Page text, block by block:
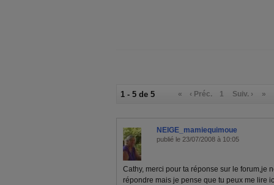
1 - 5 de 5 « ‹ Préc. 1 Suiv. › »
NEIGE_mamiequimoue
publié le 23/07/2008 à 10:05
Cathy, merci pour ta réponse sur le forum,je
répondre mais je pense que tu peux me lire